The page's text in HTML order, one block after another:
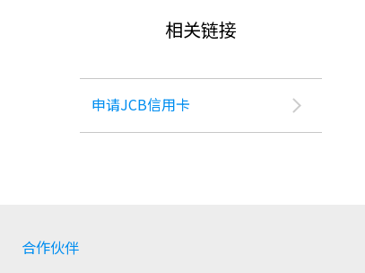
相关链接
申请JCB信用卡
合作伙伴